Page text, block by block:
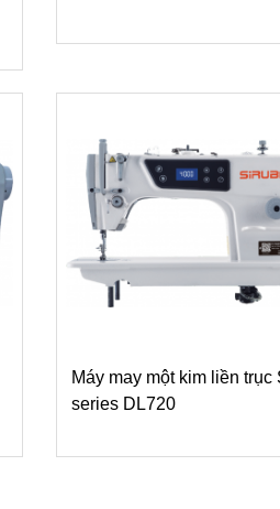
Máy may một kim liền trục
series DL720